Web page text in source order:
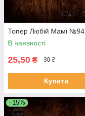
Топер Любій Мамі №94
В наявності
25,50 ₴ 30 ₴
Купити
–15%